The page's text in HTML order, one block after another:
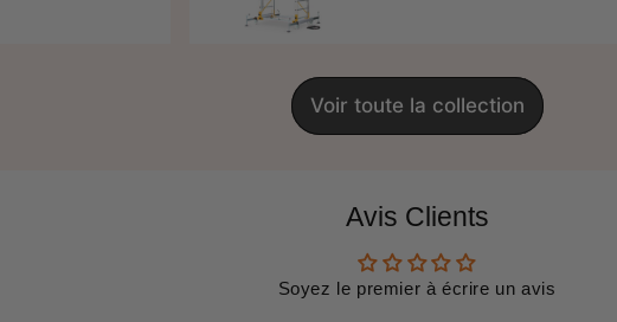
Voir toute la collection
Avis Clients
Soyez le premier à écrire un avis